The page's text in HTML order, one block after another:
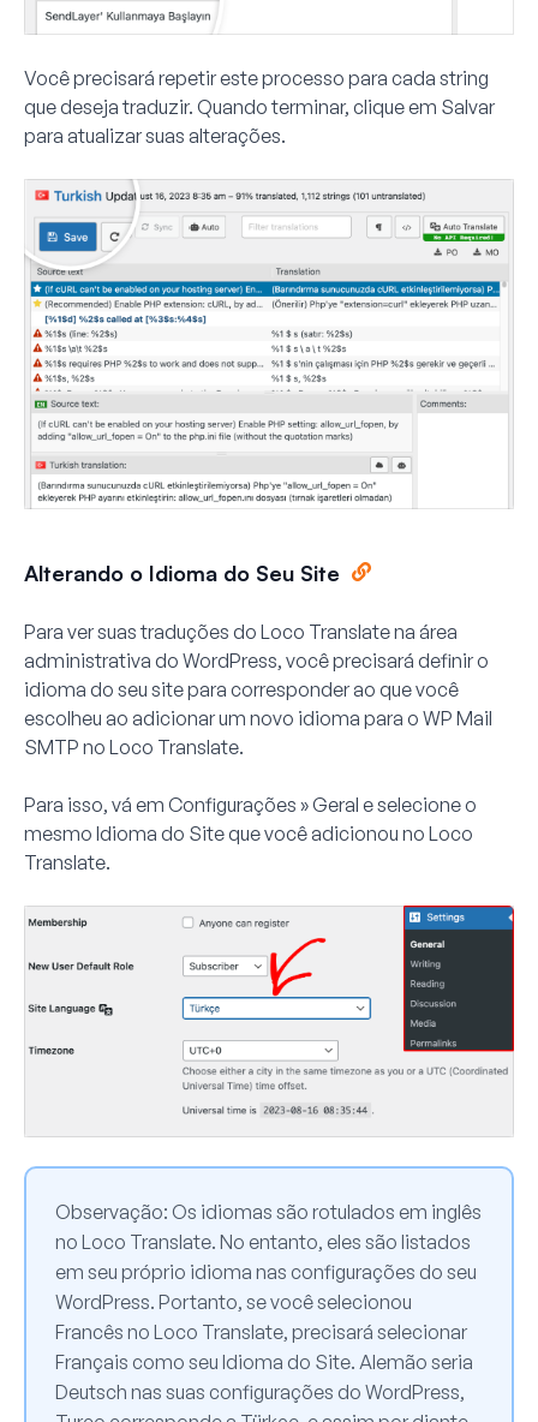
Você precisará repetir este processo para cada string
que deseja traduzir. Quando terminar, clique em Salvar
para atualizar suas alterações.
Alterando o Idioma do Seu Site
Para ver suas traduções do Loco Translate na área
administrativa do WordPress, você precisará definir o
idioma do seu site para corresponder ao que você
escolheu ao adicionar um novo idioma para o WP Mail
SMTP no Loco Translate.
Para isso, vá em Configurações »Geral e selecione o
mesmo Idioma do Siteque você adicionou no Loco
Translate.
Observação: Os idiomas são rotulados em inglês
no Loco Translate. No entanto, eles são listados
em seu próprio idioma nas configurações do seu
WordPress. Portanto, se você selecionou
Francês no Loco Translate, precisará selecionar
Français como seu Idioma do Site. Alemão seria
Deutsch nas suas configurações do WordPress,